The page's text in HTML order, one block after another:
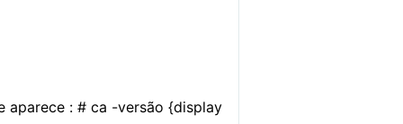
aparece : # ca -versão {display